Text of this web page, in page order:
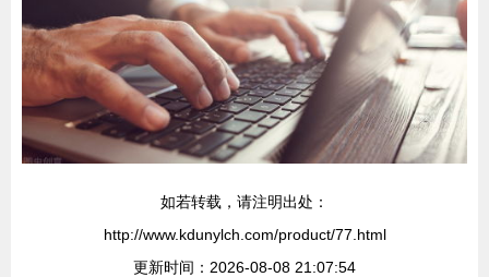
如若转载，请注明出处：
http://www.kdunylch.com/product/77.html
更新时间：2026-08-08 21:07:54